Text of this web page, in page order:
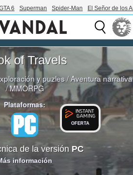
6 Superman Spider-Man El Señor de los
of Travels
y puzles/Aventura narrativa
/MMORPG
Plataformas:
OFERTA
de la versión PC
información